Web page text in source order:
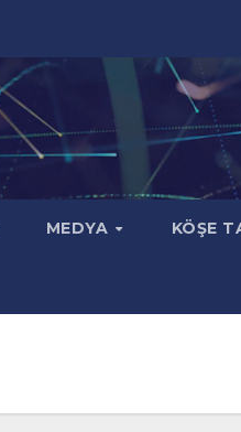
MEDYA KÖŞE